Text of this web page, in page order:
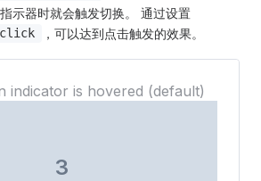
示器时就会触发切换。 通过设置
click ，可以达到点击触发的效果。
indicator is hovered (default)
3